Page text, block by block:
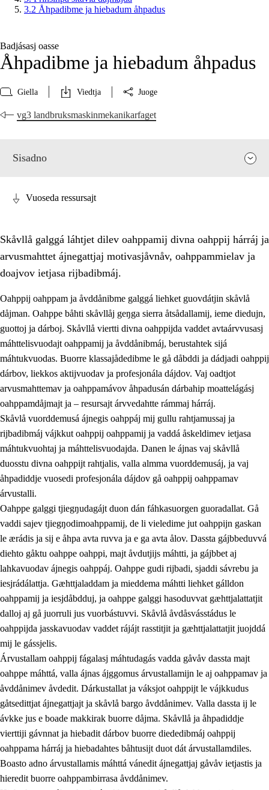
3.2 Åhpadibme ja hiebadum åhpadus
Badjásasj oasse
Åhpadibme ja hiebadum åhpadus
Giella Viedtja Juoge
vg3 landbruksmaskinmekanikarfaget
Sisadno
3. Prinsihpa skåvlå dåjmajda
3.1 Sebrudahtte oahppambirás
3.2 Åhpadibme ja hiebadum åhpadus
3.3 Aktisasjbarggo sijda ja skåvlå gaskan
3.4 Åhpadus åhpadusvidnudagán ja barggoiellemin
3.5 Profesjåvnåaktisasjvuohta ja skåvllååvddånibme
Vuoseda ressursajt
Skåvllå galggá láhtjet dilev oahppamij divna oahppij hárráj ja
arvusmahttet ájnegattjaj motivasjåvnåv, oahppammielav ja
doajvov ietjasa rijbadibmáj.
Oahppij oahppam ja åvddånibme galggá liehket guovdátjin skåvlå
dåjman. Oahppe båhti skåvllåj geŋga sierra åtsådallamij, ieme diedujn,
guottoj ja dárboj. Skåvllå viertti divna oahppijda vaddet avtaárvvusasj
máhttelisvuodajt oahppamij ja åvddånibmáj, berustahtek sijá
máhtukvuodas. Buorre klassajådedibme le gå dåbddi ja dádjadi oahppij
dárbov, liekkos aktijvuodav ja profesjonála dájdov. Vaj oadtjot
arvusmahttemav ja oahppamávov åhpadusán dárbahip moattelágásj
oahppamdåjmajt ja – resursajt árvvedahtte rámmaj hárráj.
Skåvlå vuorddemusá ájnegis oahppáj mij gullu rahtjamussaj ja
rijbadibmáj vájkkut oahppij oahppamij ja vaddá åskeldimev ietjasa
máhtukvuohtaj ja máhttelisvuodajda. Danen le ájnas vaj skåvllå
duosstu divna oahppijt rahtjalis, valla almma vuorddemusáj, ja vaj
åhpadiddje vuosedi profesjonála dájdov gå oahppij oahppamav
árvustalli.
Oahppe galggi tjiegŋudagájt duon dán fáhkasuorgen guoradallat. Gå
vaddi sajev tjiegŋodimoahppamij, de li vieledime jut oahppijn gaskan
le ærádis ja sij e åhpa avta ruvva ja e ga avta ålov. Dassta gájbbeduvvá
diehto gåktu oahppe oahppi, majt åvdutjijs máhtti, ja gájbbet aj
lahkavuodav ájnegis oahppáj. Oahppe gudi rijbadi, sjaddi sávrebu ja
iesjrádálattja. Gæhttjaladdam ja mieddema máhtti liehket gálldon
oahppamij ja iesjdåbdduj, ja oahppe galggi hasoduvvat gæhttjalattatjit
dalloj aj gå juorruli jus vuorbástuvvi. Skåvlå åvdåsvásstádus le
oahppijda jasskavuodav vaddet rájájt rasstitjit ja gæhttjalattatjit juojddá
mij le gássjelis.
Árvustallam oahppij fágalasj máhtudagás vadda gåvåv dassta majt
oahppe máhttá, valla ájnas ájggomus árvustallamijn le aj oahppamav ja
åvddånimev åvdedit. Dárkustallat ja váksjot oahppijt le vájkkudus
gåtsedittjat ájnegattjajt ja skåvlå bargo åvddånimev. Valla dassta ij le
ávkke jus e boade makkirak buorre dåjma. Skåvllå ja åhpadiddje
vierttiji gávnnat ja hiebadit dárbov buorre diededibmáj oahppij
oahppama hárráj ja hiebadahtes båhtusijt duot dát árvustallamdiles.
Boasto adno árvustallamis máhttá vánedit ájnegattjaj gåvåv ietjastis ja
hieredit buorre oahppambirrasa åvddånimev.